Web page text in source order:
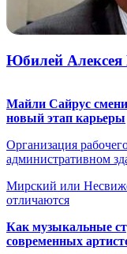
Юбилей
Майли Сайрус
новый этап карьеры
Организация
административном
Мирский или
отличаются
Как музыкальные
современных